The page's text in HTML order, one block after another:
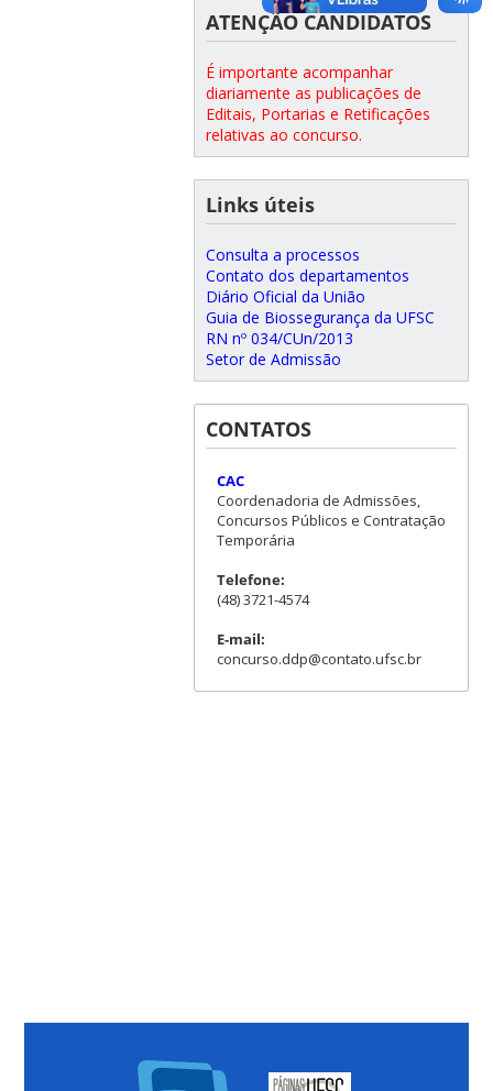
ATENÇÃO CANDIDATOS
É importante acompanhar
diariamente as publicações de
Editais, Portarias e Retificações
relativas ao concurso.
Links úteis
Consulta a processos
Contato dos departamentos
Diário Oficial da União
Guia de Biossegurança da UFSC
RN nº 034/CUn/2013
Setor de Admissão
CONTATOS
CAC
Coordenadoria de Admissões,
Concursos Públicos e Contratação
Temporária
Telefone:
(48) 3721-4574
E-mail:
concurso.ddp@contato.ufsc.br